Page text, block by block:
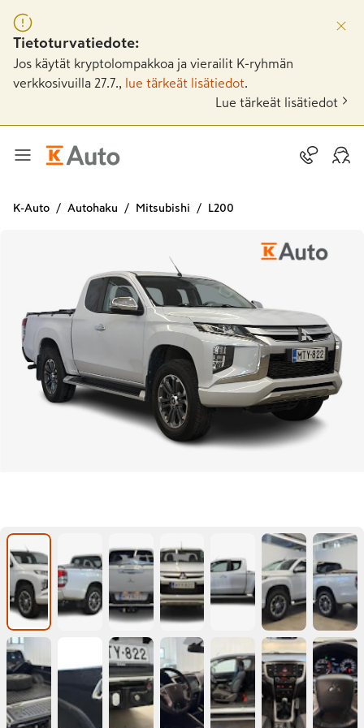
Tietoturvatiedote:
Jos käytät kryptolompakkoa ja vierailit K-ryhmän
verkkosivuilla 27.7.,
lue tärkeät lisätiedot
Lue tärkeät lisätiedot
K-Auto Autohaku Mitsubishi L200